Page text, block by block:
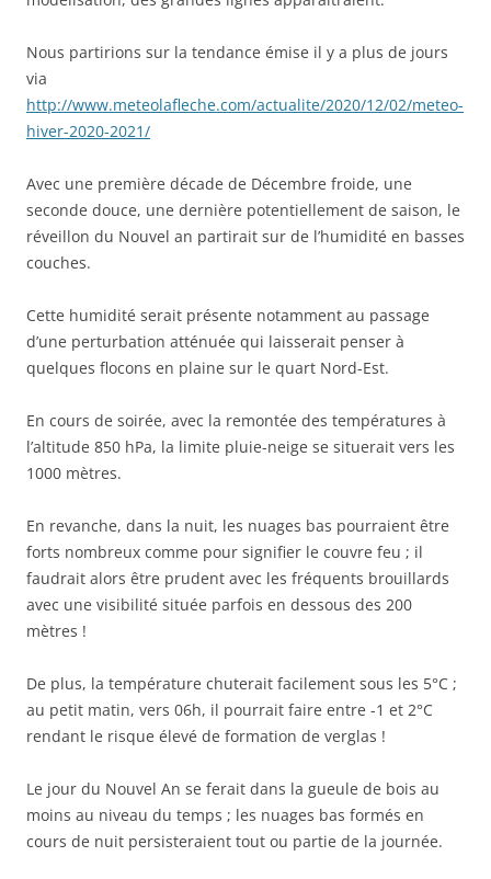
Nous partirions sur la tendance émise il y a plus de jours
via
http://www.meteolafleche.com/actualite/2020/12/02/meteo-
hiver-2020-2021/
Avec une première décade de Décembre froide, une
seconde douce, une dernière potentiellement de saison, le
réveillon du Nouvel an partirait sur de l’humidité en basses
couches.
Cette humidité serait présente notamment au passage
d’une perturbation atténuée qui laisserait penser à
quelques flocons en plaine sur le quart Nord-Est.
En cours de soirée, avec la remontée des températures à
l’altitude 850 hPa, la limite pluie-neige se situerait vers les
1000 mètres.
En revanche, dans la nuit, les nuages bas pourraient être
forts nombreux comme pour signifier le couvre feu ; il
faudrait alors être prudent avec les fréquents brouillards
avec une visibilité située parfois en dessous des 200
mètres !
De plus, la température chuterait facilement sous les 5°C ;
au petit matin, vers 06h, il pourrait faire entre -1 et 2°C
rendant le risque élevé de formation de verglas !
Le jour du Nouvel An se ferait dans la gueule de bois au
moins au niveau du temps ; les nuages bas formés en
cours de nuit persisteraient tout ou partie de la journée.